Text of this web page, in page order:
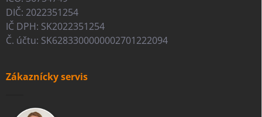
DIČ: 2022351254
IČ DPH: SK2022351254
Č. účtu: SK6283300000002701222094
Zákaznícky servis